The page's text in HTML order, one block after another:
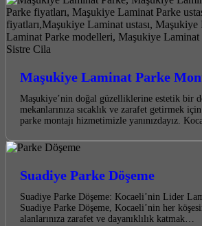
Maşukiye Laminat Parke
Maşukiye’nin doğal güzelliklerine estetik bir
mekanlarınıza sıcaklık ve zarafet getirmek
parke montajı hizmetimizle yanınızdayız.
Suadiye Parke Döşeme
Suadiye Parke Döşeme: Kocaeli’nin Lider
Suadiye Parke Döşeme, Kocaeli’nin her
alanlarınıza zarafet ve dayanıklılık katmak…